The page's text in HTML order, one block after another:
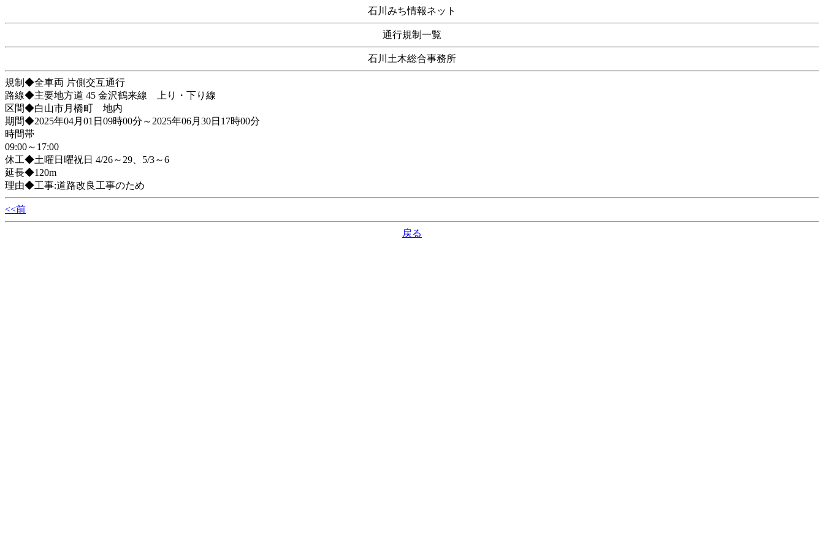
石川みち情報ネット
通行規制一覧
石川土木総合事務所
規制◆全車両 片側交互通行
路線◆主要地方道 45 金沢鶴来線 上り・下り線
区間◆白山市月橋町 地内
期間◆2025年04月01日09時00分～2025年06月30日17時00分
時間帯
09:00～17:00
休工◆土曜日曜祝日 4/26～29、5/3～6
延長◆120m
理由◆工事:道路改良工事のため
<<前
戻る